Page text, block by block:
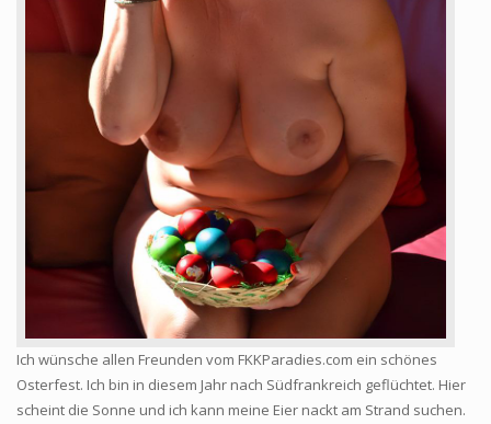
Ich wünsche allen Freunden vom FKKParadies.com ein schönes
Osterfest. Ich bin in diesem Jahr nach Südfrankreich geflüchtet. Hier
scheint die Sonne und ich kann meine Eier nackt am Strand suchen.